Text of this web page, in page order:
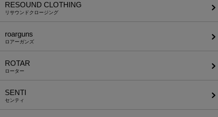
RESOUND CLOTHING
リサウンドクロージング
roarguns
ロアーガンズ
ROTAR
ローター
SENTI
センティ